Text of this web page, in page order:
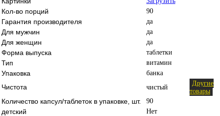
Кол-во порций 90
Гарантия производителя да
Для мужчин да
Для женщин да
Форма выпуска таблетки
Тип витамин
Упаковка банка
Чистота чистый
Другие
товары
Количество капсул/таблеток в упаковке, шт. 90
детский Нет